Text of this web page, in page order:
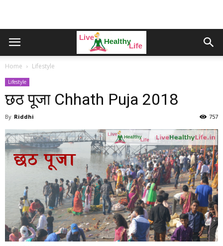
Home Lifestyle
Lifestyle
छठ पूजा Chhath Puja 2018
By Riddhi 757